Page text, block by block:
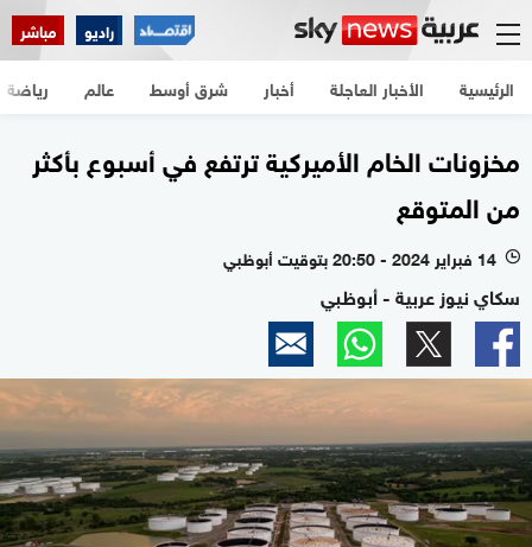
راديو مباشر
الرئيسية الأخبار العاجلة أخبار شرق أوسط عالم رياضة
مخزونات الخام الأميركية ترتفع في أسبوع بأكثر
من المتوقع
l 14 فبراير 2024 - 20:50 بتوقيت أبوظبي
سكاي نيوز عربية - أبوظبي